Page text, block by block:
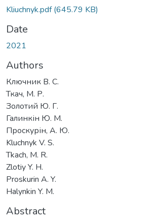
Kliuchnyk.pdf(645.79 KB)
Date
2021
Authors
Ключник В. С.
Ткач, М. Р.
Золотий Ю. Г.
Галинкін Ю. М.
Проскурін, А. Ю.
Kluchnyk V. S.
Tkach, M. R.
Zlotiy Y. H.
Proskurin A. Y.
Halynkin Y. M.
Abstract